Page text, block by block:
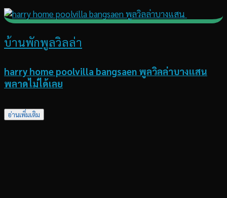
บ้านพักพูลวิลล่า
harry home poolvilla bangsaen พูลวิลล่าบางแสน
พลาดไม่ได้เลย
อ่านเพิ่มเติม